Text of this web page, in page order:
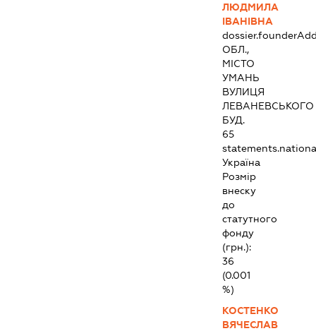
ЛЮДМИЛА
ІВАНІВНА
ОБЛ.,
МІСТО
УМАНЬ
ВУЛИЦЯ
ЛЕВАНЕВСЬКОГО
БУД.
65
Україна
Розмір
внеску
до
статутного
фонду
(грн.):
36
(0.001
%)
КОСТЕНКО
ВЯЧЕСЛАВ